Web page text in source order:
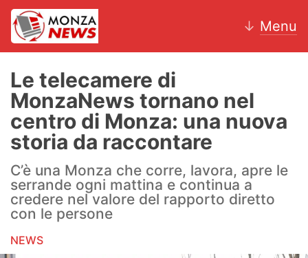
↓ Menu
News
AC Monza
Calcio
Motori
Volley
Le telecamere di
MonzaNews tornano nel
centro di Monza: una nuova
storia da raccontare
C’è una Monza che corre, lavora, apre le
serrande ogni mattina e continua a
credere nel valore del rapporto diretto
con le persone
NEWS